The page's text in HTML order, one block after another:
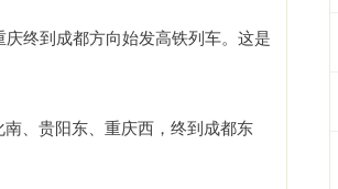
终到成都方向始发高铁列车。这是
、贵阳东、重庆西，终到成都东